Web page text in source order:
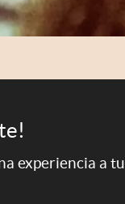
experiencia a tu